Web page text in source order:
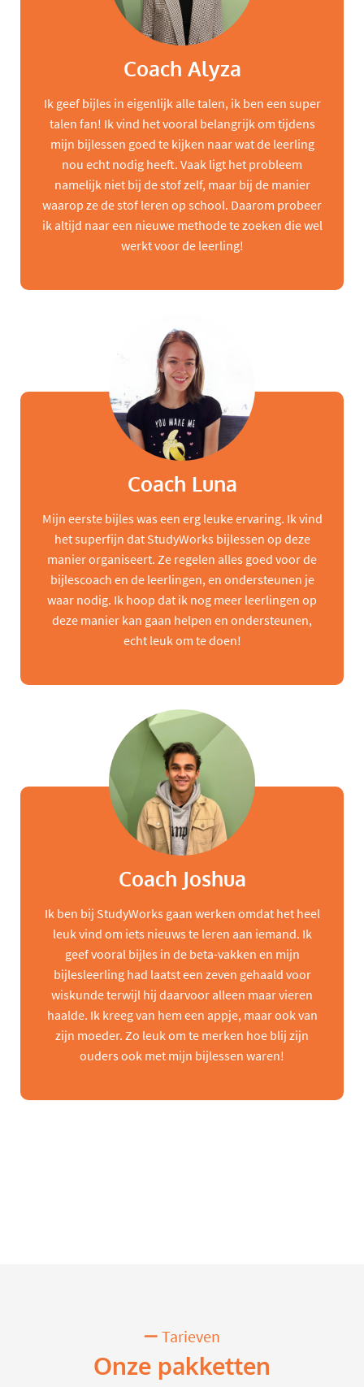
Coach Alyza
Ik geef bijles in eigenlijk alle talen, ik ben een super
talen fan! Ik vind het vooral belangrijk om tijdens
mijn bijlessen goed te kijken naar wat de leerling
nou echt nodig heeft. Vaak ligt het probleem
namelijk niet bij de stof zelf, maar bij de manier
waarop ze de stof leren op school. Daarom probeer
ik altijd naar een nieuwe methode te zoeken die wel
werkt voor de leerling!
Coach Luna
Mijn eerste bijles was een erg leuke ervaring. Ik vind
het superfijn dat StudyWorks bijlessen op deze
manier organiseert. Ze regelen alles goed voor de
bijlescoach en de leerlingen, en ondersteunen je
waar nodig. Ik hoop dat ik nog meer leerlingen op
deze manier kan gaan helpen en ondersteunen,
echt leuk om te doen!
Coach Joshua
Ik ben bij StudyWorks gaan werken omdat het heel
leuk vind om iets nieuws te leren aan iemand. Ik
geef vooral bijles in de beta-vakken en mijn
bijlesleerling had laatst een zeven gehaald voor
wiskunde terwijl hij daarvoor alleen maar vieren
haalde. Ik kreeg van hem een appje, maar ook van
zijn moeder. Zo leuk om te merken hoe blij zijn
ouders ook met mijn bijlessen waren!
Tarieven
Onze pakketten